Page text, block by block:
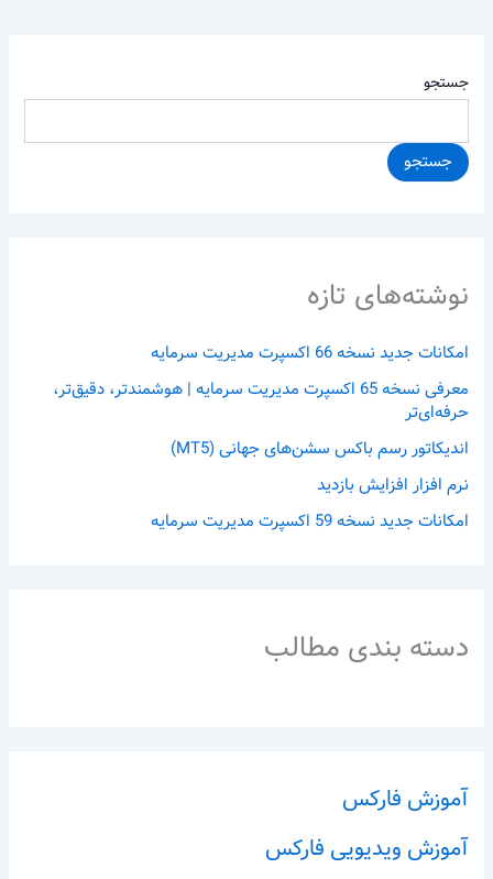
جستجو
جستجو
نوشته‌های تازه
امکانات جدید نسخه 66 اکسپرت مدیریت سرمایه
معرفی نسخه 65 اکسپرت مدیریت سرمایه | هوشمندتر، دقیق‌تر،
حرفه‌ای‌تر
اندیکاتور رسم باکس سشن‌های جهانی (MT5)
نرم افزار افزایش بازدید
امکانات جدید نسخه 59 اکسپرت مدیریت سرمایه
دسته بندی مطالب
آموزش فارکس
آموزش ویدیویی فارکس